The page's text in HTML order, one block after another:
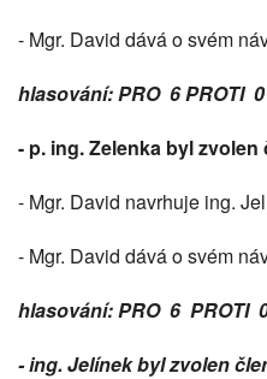
- Mgr. David dává o svém
hlasování: PRO 6 PROTI
- p. ing. Zelenka byl
- Mgr. David navrhuje ing.
- Mgr. David dává o svém
hlasování: PRO 6 PROTI
- ing. Jelínek byl zvolen